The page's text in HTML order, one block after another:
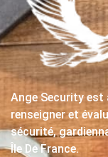
Ange Security est
renseigner et
sécurité,
Île De France.